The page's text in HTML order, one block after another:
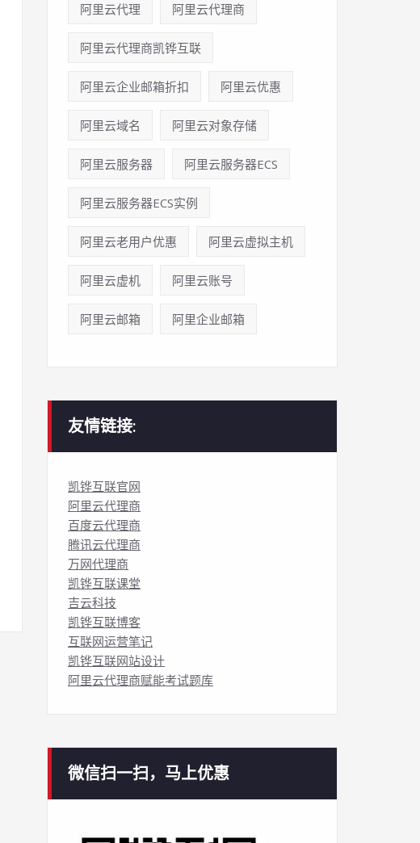
阿里云代理 阿里云代理商
阿里云代理商凯铧互联
阿里云企业邮箱折扣 阿里云优惠
阿里云域名 阿里云对象存储
阿里云服务器 阿里云服务器ECS
阿里云服务器ECS实例
阿里云老用户优惠 阿里云虚拟主机
阿里云虚机 阿里云账号
阿里云邮箱 阿里企业邮箱
友情链接:
凯铧互联官网
阿里云代理商
百度云代理商
腾讯云代理商
万网代理商
凯铧互联课堂
吉云科技
凯铧互联博客
互联网运营笔记
凯铧互联网站设计
阿里云代理商赋能考试题库
微信扫一扫，马上优惠